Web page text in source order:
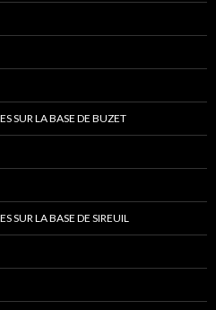
SUR LA BASE DE BUZET
SUR LA BASE DE SIREUIL